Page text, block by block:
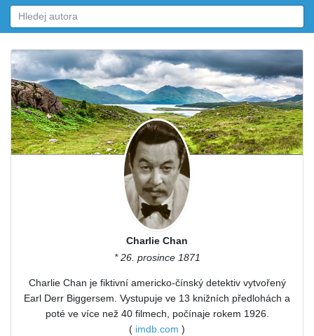
Charlie Chan
* 26. prosince 1871
Charlie Chan je fiktivní americko-čínský detektiv vytvořený
Earl Derr Biggersem. Vystupuje ve 13 knižních předlohách a
poté ve více než 40 filmech, počínaje rokem 1926.
( imdb.com )